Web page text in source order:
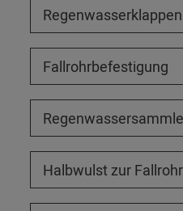
Fallrohrbefestigung
Halbwulst zur